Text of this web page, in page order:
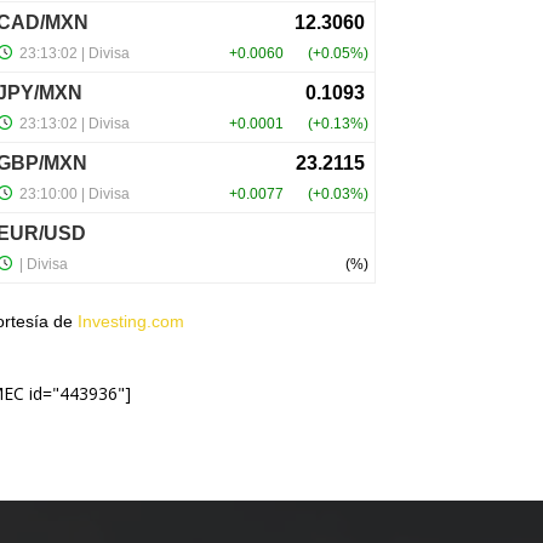
de Investing.com
id="443936"]